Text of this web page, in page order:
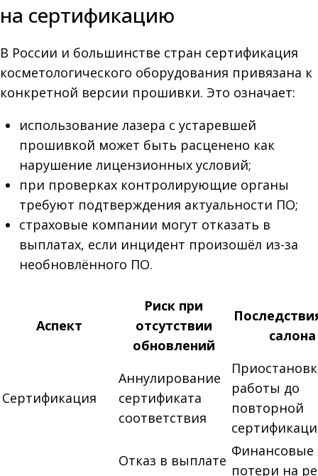
на сертификацию
В России и большинстве стран сертификация
косметологического оборудования привязана к
конкретной версии прошивки. Это означает:
использование лазера с устаревшей
прошивкой может быть расценено как
нарушение лицензионных условий;
при проверках контролирующие органы
требуют подтверждения актуальности ПО;
страховые компании могут отказать в
выплатах, если инцидент произошёл из-за
необновлённого ПО.
Аспект
Риск при
отсутствии
обновлений
салона
Сертификация
Аннулирование
сертификата
соответствия
работы до
повторной
Отказ в выплате
Финансовые
потери на